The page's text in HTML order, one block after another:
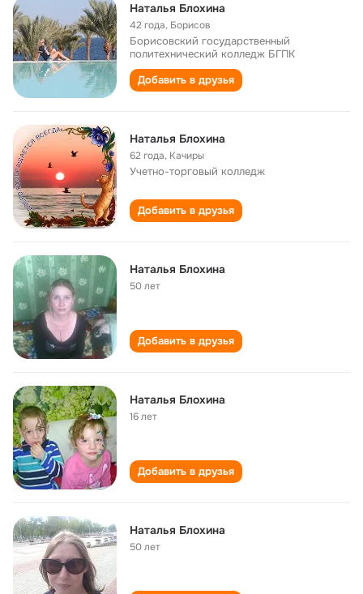
Наталья Блохина
42 года, Борисов
Борисовский государственный
политехнический колледж БГПК
Добавить в друзья
Наталья Блохина
62 года, Качиры
Учетно-торговый колледж
Добавить в друзья
Наталья Блохина
50 лет
Добавить в друзья
Наталья Блохина
16 лет
Добавить в друзья
Наталья Блохина
50 лет